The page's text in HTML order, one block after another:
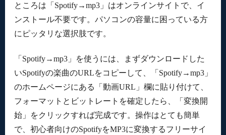
ところは「Spotify→mp3」はオンラインサイトで、イ
ンストール不要です。パソコンの容量に困っている方
にピッタリな選択肢です。
「Spotify→mp3」を使うには、まずダウンロードした
いSpotifyの楽曲のURLをコピーして、「Spotify→mp3」
のホームページにある「動画URL」欄に貼り付けて、
フォーマットとビットレートを確定したら、「変換開
始」をクリックすれば完成です。操作はとても簡単
で、初心者向けのSpotifyをMP3に変換するフリーサイ